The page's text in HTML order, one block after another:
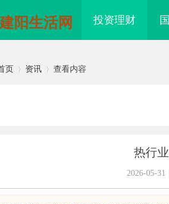
建阳生活网 投资理财
页 资讯 查看内容
热行
2026-05-31